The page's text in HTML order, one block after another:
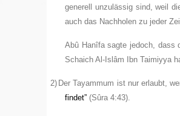
generell unzulässig sind, weil
auch das Nachholen zu jeder
Abû Hanîfa sagte jedoch, dass
Schaich Al-Islâm Ibn Taimiyya
2) Der Tayammum ist nur erlaubt,
findet” (Sûra 4:43).